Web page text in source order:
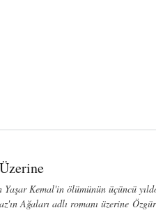
Yaşar Kemal'in ölümünün üçüncü
Ağaları adlı romanı üzerine